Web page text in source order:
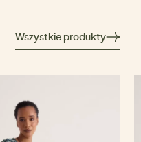
Wszystkie produkty